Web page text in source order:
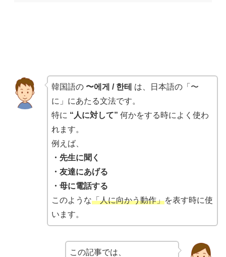
韓国語の 〜에게 / 한테
は、日本語の「〜
に」にあたる文法です。
特に “人に対して” 何かをする時によく使わ
れます。
例えば、
・先生に聞く
・友達にあげる
・母に電話する
このような「人に向かう動作」を表す時に使
います。
この記事では、